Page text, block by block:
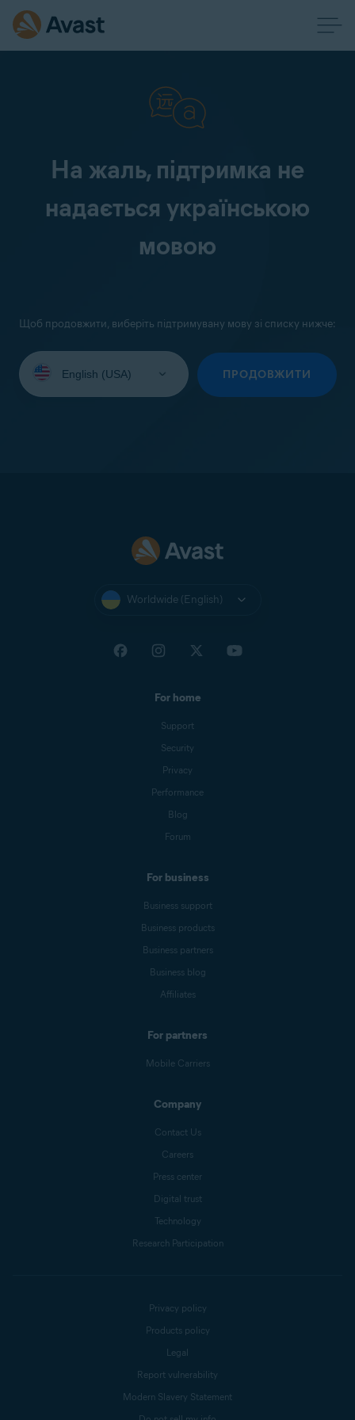
На жаль, підтримка не
надається українською
мовою
Щоб продовжити, виберіть підтримувану мову зі списку нижче:
your
ПРОДОВЖИТИ
Worldwide (English)
For home
Support
Security
Privacy
Performance
Blog
Forum
For business
Business support
Business products
Business partners
Business blog
Affiliates
For partners
Mobile Carriers
Company
Contact Us
Careers
Press center
Digital trust
Technology
Research Participation
Privacy policy
Products policy
Legal
Report vulnerability
Modern Slavery Statement